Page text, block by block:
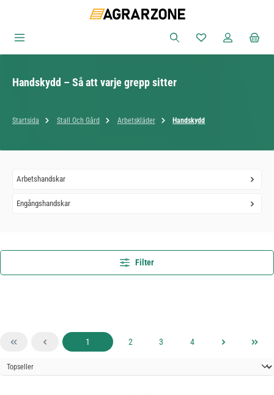
Du har 0 objekt i
Handskydd – Så att varje grepp sitter
Startsida Stall Och Gård Arbetskläder Handskydd
Arbetshandskar
Engångshandskar
Filter
Sida
1 Sida
2 Sida
3 Sida
4